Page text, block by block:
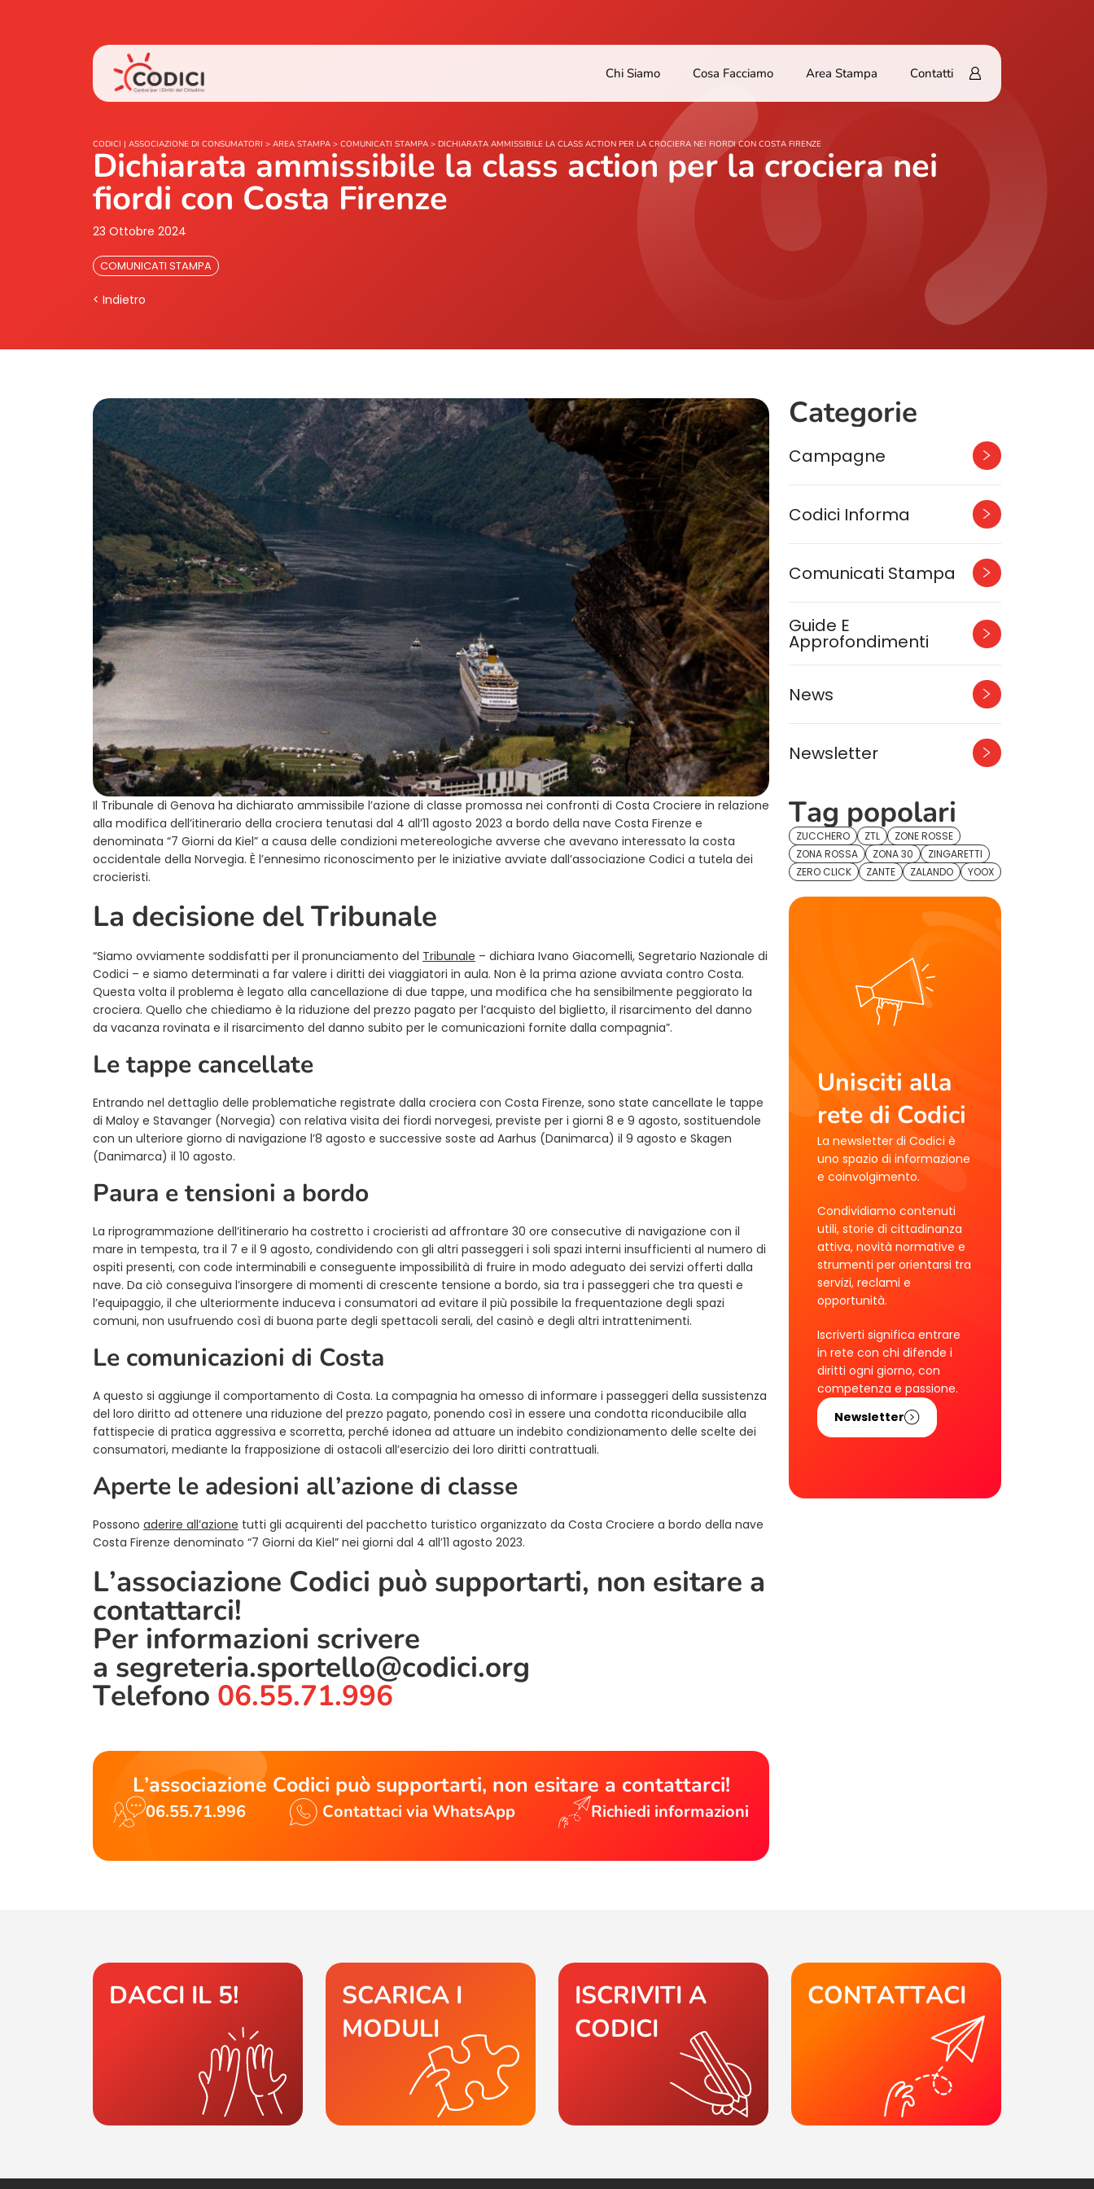
Chi Siamo Cosa Facciamo Area Stampa Contatti
CODICI | ASSOCIAZIONE DI CONSUMATORI > AREA STAMPA > COMUNICATI STAMPA > DICHIARATA AMMISSIBILE LA CLASS ACTION PER LA CROCIERA NEI FIORDI CON COSTA FIRENZE
Dichiarata ammissibile la class action per la crociera nei
fiordi con Costa Firenze
23 Ottobre 2024
COMUNICATI STAMPA
< Indietro
Il Tribunale di Genova ha dichiarato ammissibile l’azione di classe promossa nei confronti di Costa Crociere in relazione
alla modifica dell’itinerario della crociera tenutasi dal 4 all’11 agosto 2023 a bordo della nave Costa Firenze e
denominata “7 Giorni da Kiel” a causa delle condizioni metereologiche avverse che avevano interessato la costa
occidentale della Norvegia. È l’ennesimo riconoscimento per le iniziative avviate dall’associazione Codici a tutela dei
crocieristi.
La decisione del Tribunale
“Siamo ovviamente soddisfatti per il pronunciamento del Tribunale – dichiara Ivano Giacomelli, Segretario Nazionale di
Codici – e siamo determinati a far valere i diritti dei viaggiatori in aula. Non è la prima azione avviata contro Costa.
Questa volta il problema è legato alla cancellazione di due tappe, una modifica che ha sensibilmente peggiorato la
crociera. Quello che chiediamo è la riduzione del prezzo pagato per l’acquisto del biglietto, il risarcimento del danno
da vacanza rovinata e il risarcimento del danno subito per le comunicazioni fornite dalla compagnia”.
Le tappe cancellate
Entrando nel dettaglio delle problematiche registrate dalla crociera con Costa Firenze, sono state cancellate le tappe
di Maloy e Stavanger (Norvegia) con relativa visita dei fiordi norvegesi, previste per i giorni 8 e 9 agosto, sostituendole
con un ulteriore giorno di navigazione l’8 agosto e successive soste ad Aarhus (Danimarca) il 9 agosto e Skagen
(Danimarca) il 10 agosto.
Paura e tensioni a bordo
La riprogrammazione dell’itinerario ha costretto i crocieristi ad affrontare 30 ore consecutive di navigazione con il
mare in tempesta, tra il 7 e il 9 agosto, condividendo con gli altri passeggeri i soli spazi interni insufficienti al numero di
ospiti presenti, con code interminabili e conseguente impossibilità di fruire in modo adeguato dei servizi offerti dalla
nave. Da ciò conseguiva l’insorgere di momenti di crescente tensione a bordo, sia tra i passeggeri che tra questi e
l’equipaggio, il che ulteriormente induceva i consumatori ad evitare il più possibile la frequentazione degli spazi
comuni, non usufruendo così di buona parte degli spettacoli serali, del casinò e degli altri intrattenimenti.
Le comunicazioni di Costa
A questo si aggiunge il comportamento di Costa. La compagnia ha omesso di informare i passeggeri della sussistenza
del loro diritto ad ottenere una riduzione del prezzo pagato, ponendo così in essere una condotta riconducibile alla
fattispecie di pratica aggressiva e scorretta, perché idonea ad attuare un indebito condizionamento delle scelte dei
consumatori, mediante la frapposizione di ostacoli all’esercizio dei loro diritti contrattuali.
Aperte le adesioni all’azione di classe
Possono aderire all’azione tutti gli acquirenti del pacchetto turistico organizzato da Costa Crociere a bordo della nave
Costa Firenze denominato “7 Giorni da Kiel” nei giorni dal 4 all’11 agosto 2023.
L’associazione Codici può supportarti, non esitare a
contattarci!
Per informazioni scrivere
a segreteria.sportello@codici.org
Telefono 06.55.71.996
L’associazione Codici può supportarti, non esitare a contattarci!
06.55.71.996 Contattaci via WhatsApp Richiedi informazioni
Categorie
Campagne
Codici Informa
Comunicati Stampa
Guide E
Approfondimenti
News
Newsletter
Tag popolari
ZUCCHERO ZTL
ZONE ROSSE
ZONA ROSSA
ZONA 30
ZINGARETTI
ZERO CLICK
ZANTE ZALANDO YOOX
Unisciti alla
rete di Codici
La newsletter di Codici è
uno spazio di informazione
e coinvolgimento.
Condividiamo contenuti
utili, storie di cittadinanza
attiva, novità normative e
strumenti per orientarsi tra
servizi, reclami e
opportunità.
Iscriverti significa entrare
in rete con chi difende i
diritti ogni giorno, con
competenza e passione.
Newsletter
DACCI IL 5!
SCARICA I
MODULI
ISCRIVITI A
CODICI
CONTATTACI